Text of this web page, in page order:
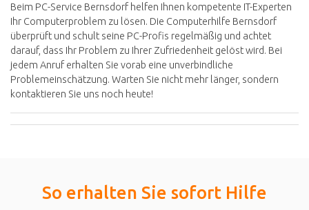
Beim PC-Service Bernsdorf helfen Ihnen kompetente IT-Experten
Ihr Computerproblem zu lösen. Die Computerhilfe Bernsdorf
überprüft und schult seine PC-Profis regelmäßig und achtet
darauf, dass Ihr Problem zu Ihrer Zufriedenheit gelöst wird. Bei
jedem Anruf erhalten Sie vorab eine unverbindliche
Problemeinschätzung. Warten Sie nicht mehr länger, sondern
kontaktieren Sie uns noch heute!
So erhalten Sie sofort Hilfe